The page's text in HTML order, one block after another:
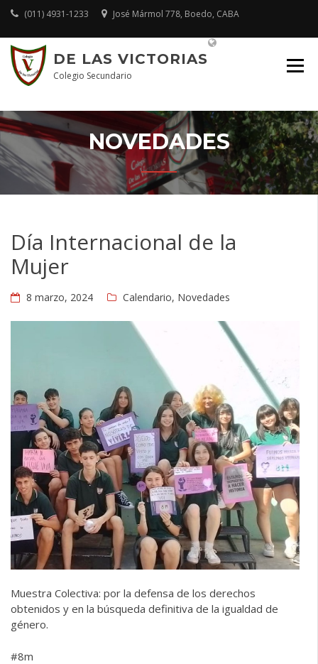
Skip
content
(011) 4931-1233 José Mármol 778, Boedo, CABA
DE LAS VICTORIAS
Colegio Secundario
NOVEDADES
Día Internacional de la
Mujer
8 marzo, 2024 Calendario, Novedades
Muestra Colectiva: por la defensa de los derechos
obtenidos y en la búsqueda definitiva de la igualdad de
género.
#8m